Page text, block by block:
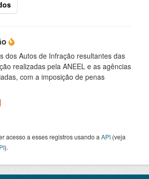
dos Autos de Infração resultantes das
realizadas pela ANEEL e as agências
com a imposição de penas
acesso a esses registros usando a API (veja
).